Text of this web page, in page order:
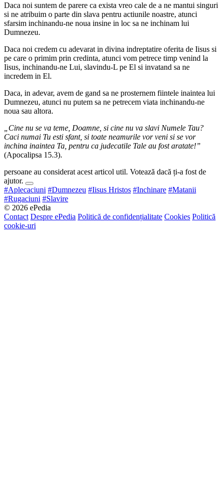
Daca noi suntem de parere ca exista vreo cale de a ne mantui singuri
si ne atribuim o parte din slava pentru actiunile noastre, atunci
sfarsim inchinandu-ne noua insine in loc sa ne inchinam lui
Dumnezeu.
Daca noi credem cu adevarat in divina indreptatire oferita de Iisus si
pe care o primim prin credinta, atunci vom petrece timp venind la
Iisus, inchinandu-ne Lui, slavindu-L pe El si invatand sa ne
incredem in El.
Daca, in adevar, avem de gand sa ne prosternem fiintele inaintea lui
Dumnezeu, atunci nu putem sa ne petrecem viata inchinandu-ne
noua sau altora.
„Cine nu se va teme, Doamne, si cine nu va slavi Numele Tau?
Caci numai Tu esti sfant, si toate neamurile vor veni si se vor
inchina inaintea Ta, pentru ca judecatile Tale au fost aratate!”
(Apocalipsa 15.3).
persoane au considerat acest articol util. Votează dacă ți-a fost de
ajutor.
#Aplecaciuni #Dumnezeu #Iisus Hristos #Inchinare #Matanii
#Rugaciuni #Slavire
© 2026 ePedia
Contact Despre ePedia Politică de confidențialitate Cookies Politică
cookie-uri